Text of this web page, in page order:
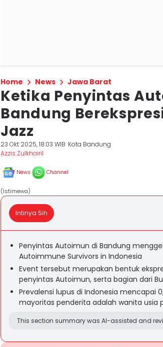
Home News Jawa Barat
Ketika Penyintas
Bandung
Jazz
23 Okt 2025, 18:03 WIB Kota Bandung
Azzis Zulkhairil
News Channel
(Istimewa)
Intinya Sih
Penyintas Autoimun di Bandung
Autoimmune Survivors in Indonesia
Event tersebut merupakan bentuk
penyintas Autoimun, serta bagian dari
Prevalensi lupus di Indonesia mencapai
mayoritas penderita adalah wanita usia
This section summary was AI-assisted and